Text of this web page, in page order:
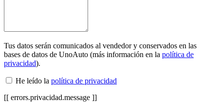
Tus datos serán comunicados al vendedor y conservados en las
bases de datos de UnoAuto (más información en la política de
privacidad).
He leído la política de privacidad
[[ errors.privacidad.message ]]